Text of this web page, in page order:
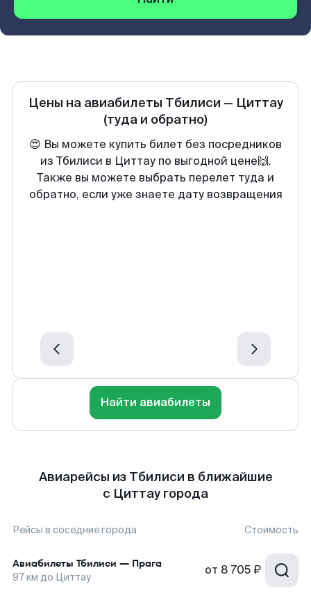
Цены на авиабилеты Тбилиси — Циттау
(туда и обратно)
😍 Вы можете купить билет без посредников
из Тбилиси в Циттау по выгодной цене🙌.
Также вы можете выбрать перелет туда и
обратно, если уже знаете дату возвращения
Найти авиабилеты
Авиарейсы из Тбилиси в ближайшие
с Циттау города
Рейсы в соседние города Стоимость
Авиабилеты Тбилиси — Прага
97км до Циттау от 8 705 ₽